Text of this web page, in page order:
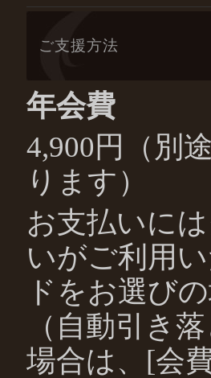
ご支援方法
年会費
4,900円（別
ります）
お支払いに
いがご利用
ドをお選び
（自動引き
場合は、[会